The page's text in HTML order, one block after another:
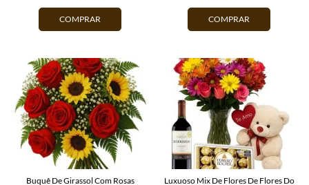
COMPRAR COMPRAR
Buquê De Girassol Com Rosas
Luxuoso Mix De Flores De Flores Do